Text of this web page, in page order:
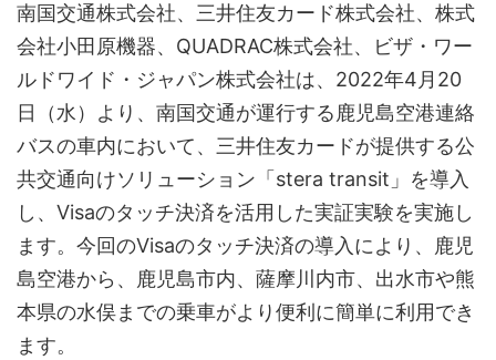
南国交通株式会社、三井住友カード株式会社、株式
会社小田原機器、QUADRAC株式会社、ビザ・ワー
ルドワイド・ジャパン株式会社は、2022年4月20
日（水）より、南国交通が運行する鹿児島空港連絡
バスの車内において、三井住友カードが提供する公
共交通向けソリューション「stera transit」を導入
し、Visaのタッチ決済を活用した実証実験を実施し
ます。今回のVisaのタッチ決済の導入により、鹿児
島空港から、鹿児島市内、薩摩川内市、出水市や熊
本県の水俣までの乗車がより便利に簡単に利用でき
ます。